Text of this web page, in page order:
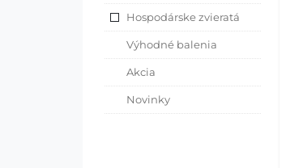
Hospodárske zvieratá
Výhodné balenia
Akcia
Novinky